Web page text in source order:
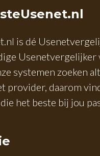
is dé
Usenetvergelijker
systemen zoeken
provider, daarom
het beste bij jou